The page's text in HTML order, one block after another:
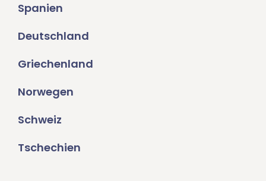
Spanien
Deutschland
Griechenland
Norwegen
Schweiz
Tschechien